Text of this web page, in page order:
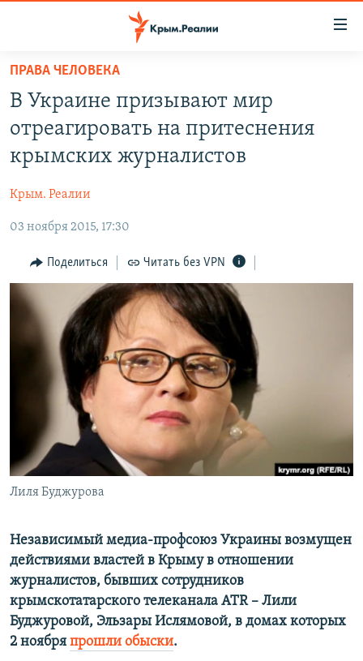
Вернуться
основному
содержанию
Вернутся
главной
навигации
Вернутся
поиску
СПЕЦПРОЕКТЫ
ВОДА
ЕЩЕ
ИНТЕРАКТИВ
ИНФОГРАФИКА
ТЕЛЕПРОЕКТ КРЫМ.РЕАЛИИ
СОВЕТЫ ПРАВОЗАЩИТНИКОВ
ПРОПАВШИЕ БЕЗ ВЕСТИ
ПОБЕДИТЕЛЕЙ НЕ СУДЯТ?
КРЫМ.НЕПОКОРЕННЫЙ
ELIFBE
УКРАИНСКАЯ ПРОБЛЕМА КРЫМА
РАДІО СВОБОДА
КАК ОБОЙТИ БЛОКИРОВКУ
Українською
Qırımtatar
ПРИСОЕДИНЯЙТЕСЬ!
Все сайты RFE/RL
ПРАВА ЧЕЛОВЕКА
В Украине призывают мир
отреагировать на притеснения
крымских журналистов
Крым. Реалии
03 ноября 2015, 17:30
Поделиться Читать без VPN
Лиля Буджурова
Независимый медиа-профсоюз Украины возмущен
действиями властей в Крыму в отношении
журналистов, бывших сотрудников
крымскотатарского телеканала ATR – Лили
Буджуровой, Эльзары Ислямовой​, в домах которых
2 ноября прошли обыски.